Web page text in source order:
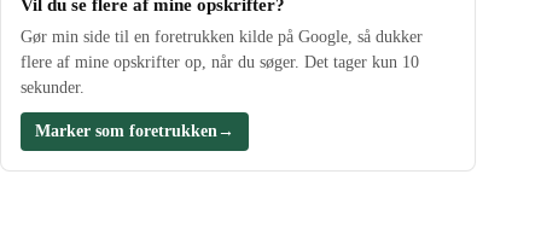
Vil du se flere af mine opskrifter?
Gør min side til en foretrukken kilde på Google, så dukker
flere af mine opskrifter op, når du søger. Det tager kun 10
sekunder.
Marker som foretrukken →